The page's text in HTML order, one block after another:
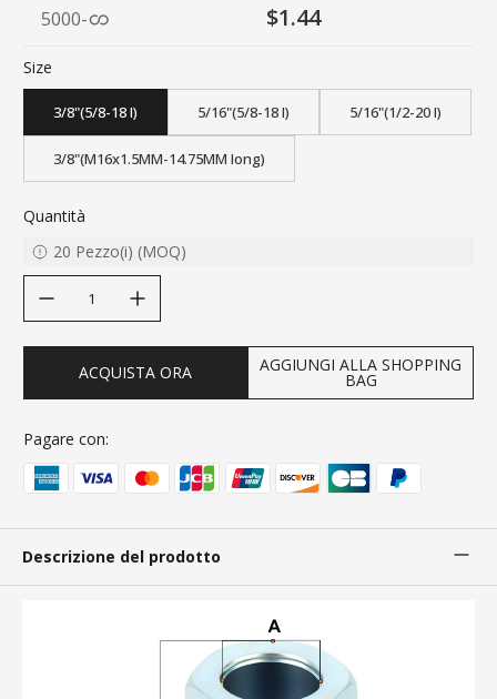
5000- $1.44
Size
3/8"(5/8-18 I) 5/16"(5/8-18 I) 5/16"(1/2-20 I)
3/8"(M16x1.5MM-14.75MM Iong)
Quantità
20 Pezzo(i) (MOQ)
ACQUISTA ORA AGGIUNGI ALLA SHOPPING
BAG
Pagare con:
Descrizione del prodotto